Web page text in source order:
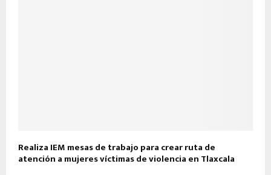
Realiza IEM mesas de trabajo para crear ruta de
atención a mujeres víctimas de violencia en Tlaxcala